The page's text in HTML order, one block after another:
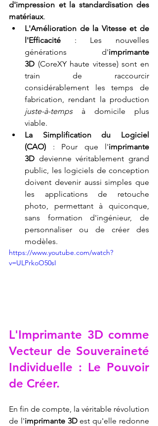
d'impression et la standardisation des
matériaux.
L'Amélioration de la Vitesse et de
l'Efficacité : Les nouvelles
générations d'imprimante
3D (CoreXY haute vitesse) sont en
train de raccourcir
considérablement les temps de
juste-à-temps à domicile plus
viable.
La Simplification du Logiciel
(CAO) : Pour que l'imprimante
3D devienne véritablement grand
public, les logiciels de conception
doivent devenir aussi simples que
les applications de retouche
photo, permettant à quiconque,
sans formation d'ingénieur, de
personnaliser ou de créer des
modèles.
https://www.youtube.com/watch?
v=ULPrkoO50sI
L'Imprimante 3D comme
Vecteur de Souveraineté
Individuelle : Le Pouvoir
de Créer.
En fin de compte, la véritable révolution
de l'imprimante 3D est qu'elle redonne